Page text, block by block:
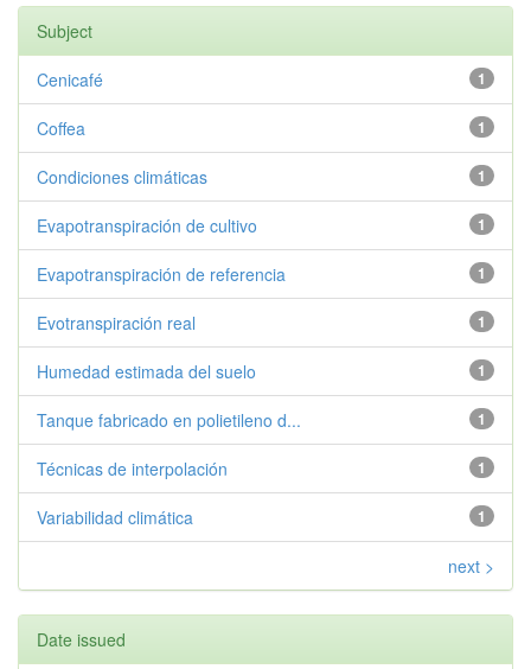
Subject
1
Cenicafé
1
Coffea
1
Condiciones climáticas
1
Evapotranspiración de cultivo
1
Evapotranspiración de referencia
1
Evotranspiración real
1
Humedad estimada del suelo
1
Tanque fabricado en polietileno d...
1
Técnicas de interpolación
1
Variabilidad climática
next >
Date issued